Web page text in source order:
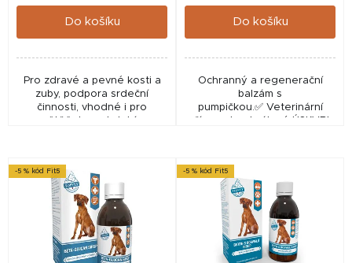
cena:
Do košíku
Pro zdravé a pevné kosti a
zuby, podpora srdeční
činnosti, vhodné i pro
cena:
Do košíku
Ochranný a regenerační
balzám s
pumpičkou.✅ Veterinární
-5 % kód Fit5 -5 % kód Fit5